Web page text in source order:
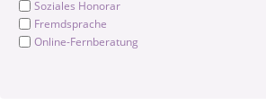
Soziales Honorar
Fremdsprache
Online-Fernberatung